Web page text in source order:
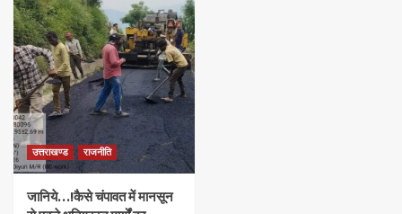
उत्तराखण्ड राजनीति
जानिये…!कैसे चंपावत में मानसून